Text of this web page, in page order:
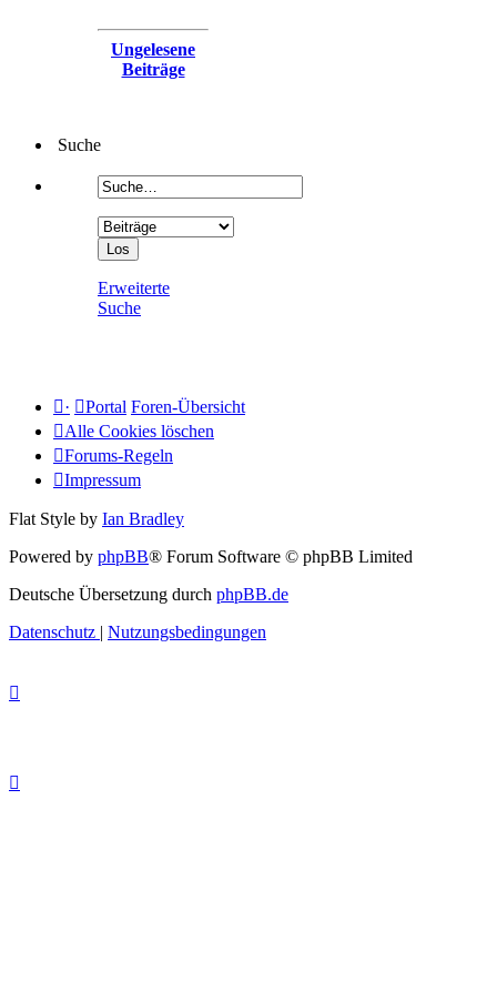
Ungelesene
Beiträge
Suche
Erweiterte
Suche
· Portal Foren-Übersicht
Alle Cookies löschen
Forums-Regeln
Impressum
Flat Style by Ian Bradley
Powered by phpBB® Forum Software © phpBB Limited
Deutsche Übersetzung durch phpBB.de
Datenschutz | Nutzungsbedingungen